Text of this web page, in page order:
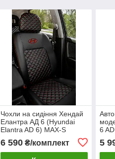
Чохли на сидіння Хендай
Елантра АД 6 (Hyundai
Elantra AD 6) MAX-S
екошкіра преміум арагона
6 590₴/комплект
6
5